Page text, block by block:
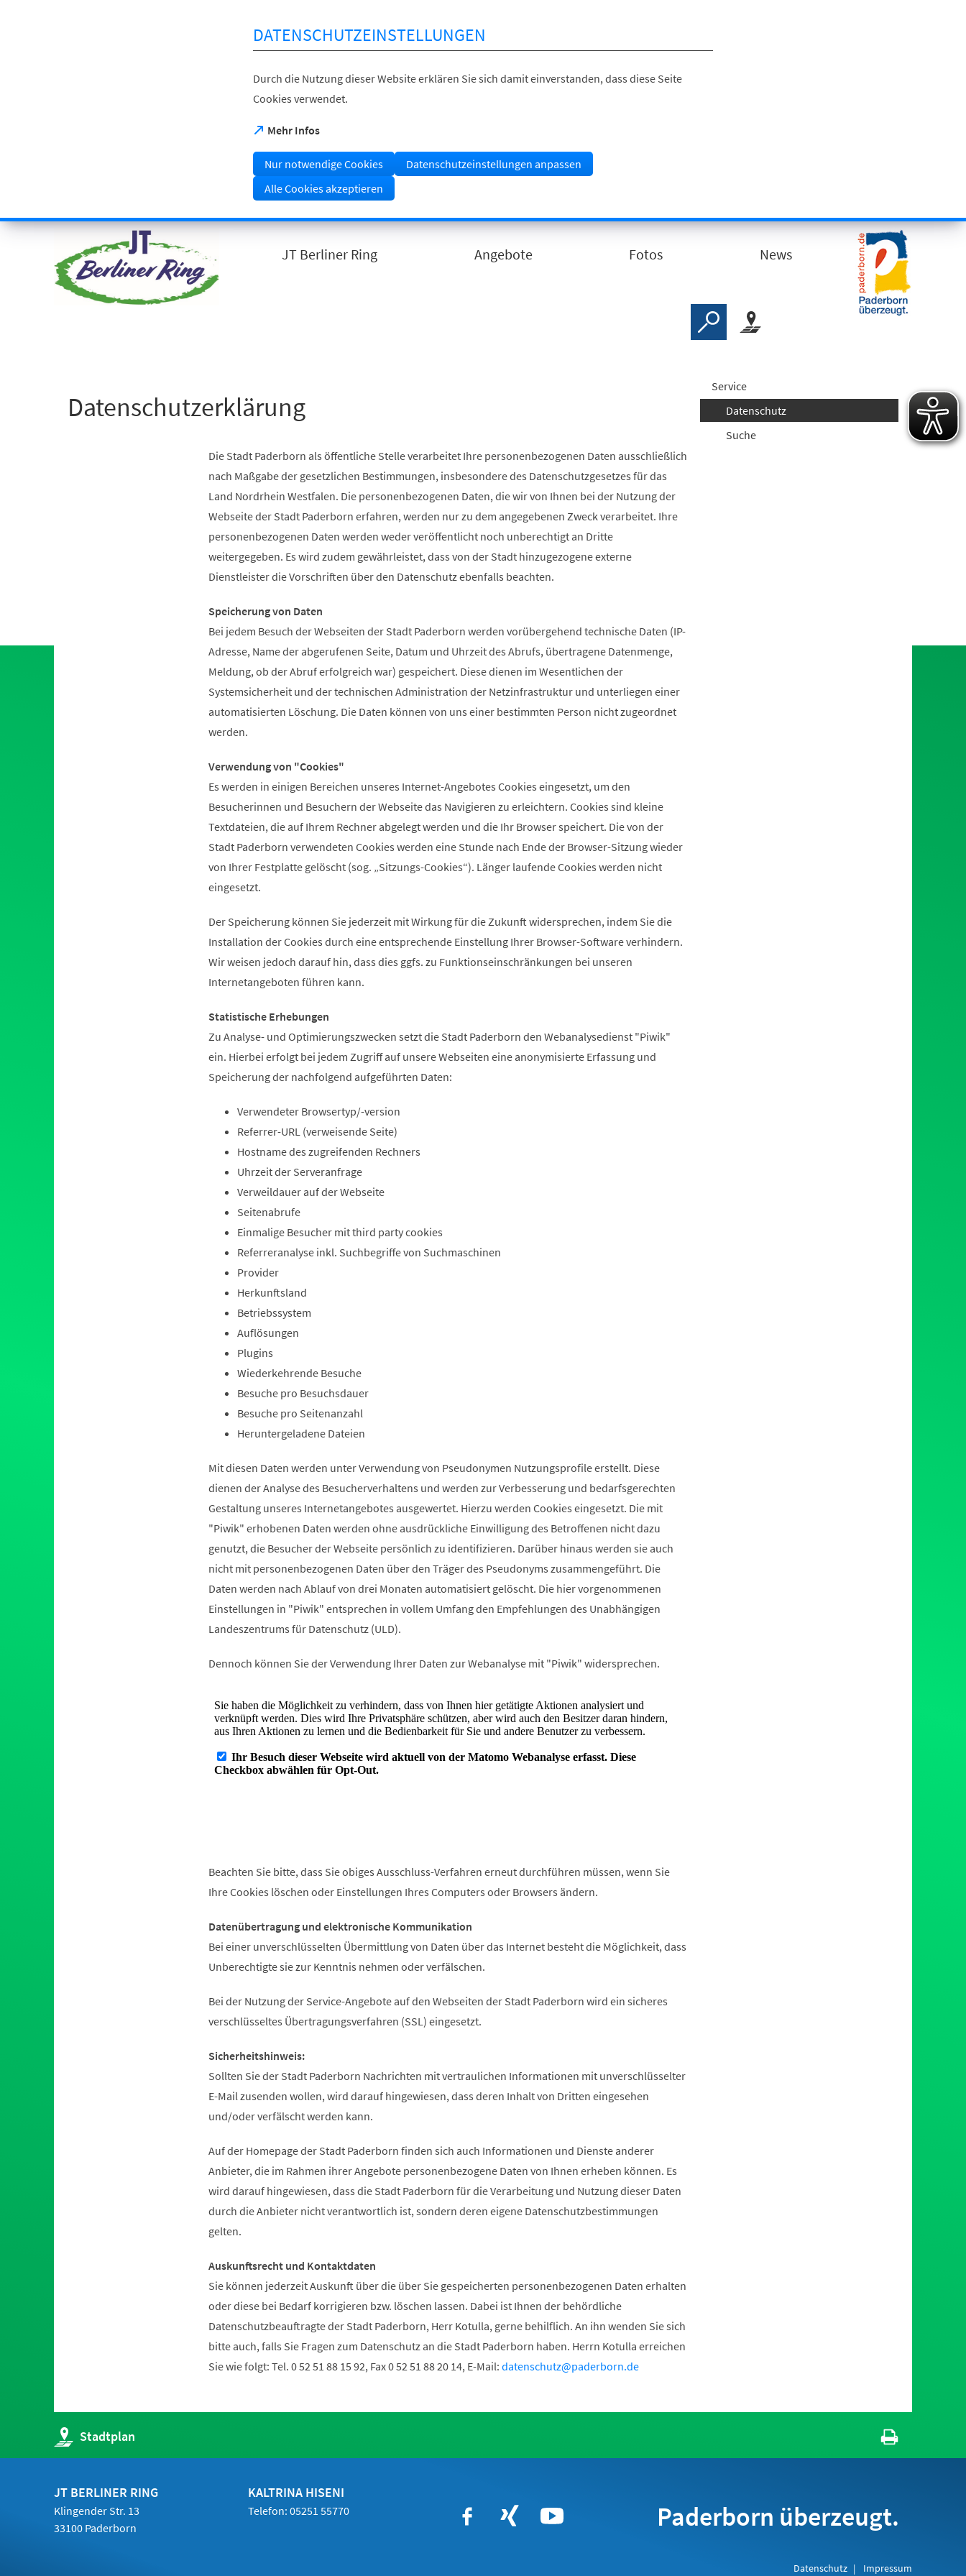
Visuelle
DATENSCHUTZEINSTELLUNGEN
Durch die Nutzung dieser Website erklären Sie sich damit einverstanden, dass diese Seite
Cookies verwendet.
Mehr Infos
(Öffnet
einem
neuen
Tab)
Nur notwendige Cookies
Datenschutzeinstellungen anpassen
Alle Cookies akzeptieren
JT Berliner Ring Angebote Fotos News
Datenschutzerklärung
Die Stadt Paderborn als öffentliche Stelle verarbeitet Ihre personenbezogenen Daten ausschließlich
nach Maßgabe der gesetzlichen Bestimmungen, insbesondere des Datenschutzgesetzes für das
Land Nordrhein Westfalen. Die personenbezogenen Daten, die wir von Ihnen bei der Nutzung der
Webseite der Stadt Paderborn erfahren, werden nur zu dem angegebenen Zweck verarbeitet. Ihre
personenbezogenen Daten werden weder veröffentlicht noch unberechtigt an Dritte
weitergegeben. Es wird zudem gewährleistet, dass von der Stadt hinzugezogene externe
Dienstleister die Vorschriften über den Datenschutz ebenfalls beachten.
Speicherung von Daten
Bei jedem Besuch der Webseiten der Stadt Paderborn werden vorübergehend technische Daten (IP-
Adresse, Name der abgerufenen Seite, Datum und Uhrzeit des Abrufs, übertragene Datenmenge,
Meldung, ob der Abruf erfolgreich war) gespeichert. Diese dienen im Wesentlichen der
Systemsicherheit und der technischen Administration der Netzinfrastruktur und unterliegen einer
automatisierten Löschung. Die Daten können von uns einer bestimmten Person nicht zugeordnet
werden.
Verwendung von "Cookies"
Es werden in einigen Bereichen unseres Internet-Angebotes Cookies eingesetzt, um den
Besucherinnen und Besuchern der Webseite das Navigieren zu erleichtern. Cookies sind kleine
Textdateien, die auf Ihrem Rechner abgelegt werden und die Ihr Browser speichert. Die von der
Stadt Paderborn verwendeten Cookies werden eine Stunde nach Ende der Browser-Sitzung wieder
von Ihrer Festplatte gelöscht (sog. „Sitzungs-Cookies“). Länger laufende Cookies werden nicht
eingesetzt.
Der Speicherung können Sie jederzeit mit Wirkung für die Zukunft widersprechen, indem Sie die
Installation der Cookies durch eine entsprechende Einstellung Ihrer Browser-Software verhindern.
Wir weisen jedoch darauf hin, dass dies ggfs. zu Funktionseinschränkungen bei unseren
Internetangeboten führen kann.
Statistische Erhebungen
Zu Analyse- und Optimierungszwecken setzt die Stadt Paderborn den Webanalysedienst "Piwik"
ein. Hierbei erfolgt bei jedem Zugriff auf unsere Webseiten eine anonymisierte Erfassung und
Speicherung der nachfolgend aufgeführten Daten:
Verwendeter Browsertyp/-version
Referrer-URL (verweisende Seite)
Hostname des zugreifenden Rechners
Uhrzeit der Serveranfrage
Verweildauer auf der Webseite
Seitenabrufe
Einmalige Besucher mit third party cookies
Referreranalyse inkl. Suchbegriffe von Suchmaschinen
Provider
Herkunftsland
Betriebssystem
Auflösungen
Plugins
Wiederkehrende Besuche
Besuche pro Besuchsdauer
Besuche pro Seitenanzahl
Heruntergeladene Dateien
Mit diesen Daten werden unter Verwendung von Pseudonymen Nutzungsprofile erstellt. Diese
dienen der Analyse des Besucherverhaltens und werden zur Verbesserung und bedarfsgerechten
Gestaltung unseres Internetangebotes ausgewertet. Hierzu werden Cookies eingesetzt. Die mit
"Piwik" erhobenen Daten werden ohne ausdrückliche Einwilligung des Betroffenen nicht dazu
genutzt, die Besucher der Webseite persönlich zu identifizieren. Darüber hinaus werden sie auch
nicht mit personenbezogenen Daten über den Träger des Pseudonyms zusammengeführt. Die
Daten werden nach Ablauf von drei Monaten automatisiert gelöscht. Die hier vorgenommenen
Einstellungen in "Piwik" entsprechen in vollem Umfang den Empfehlungen des Unabhängigen
Landeszentrums für Datenschutz (ULD).
Dennoch können Sie der Verwendung Ihrer Daten zur Webanalyse mit "Piwik" widersprechen.
Beachten Sie bitte, dass Sie obiges Ausschluss-Verfahren erneut durchführen müssen, wenn Sie
Ihre Cookies löschen oder Einstellungen Ihres Computers oder Browsers ändern.
Datenübertragung und elektronische Kommunikation
Bei einer unverschlüsselten Übermittlung von Daten über das Internet besteht die Möglichkeit, dass
Unberechtigte sie zur Kenntnis nehmen oder verfälschen.
Bei der Nutzung der Service-Angebote auf den Webseiten der Stadt Paderborn wird ein sicheres
verschlüsseltes Übertragungsverfahren (SSL) eingesetzt.
Sicherheitshinweis:
Sollten Sie der Stadt Paderborn Nachrichten mit vertraulichen Informationen mit unverschlüsselter
E-Mail zusenden wollen, wird darauf hingewiesen, dass deren Inhalt von Dritten eingesehen
und/oder verfälscht werden kann.
Auf der Homepage der Stadt Paderborn finden sich auch Informationen und Dienste anderer
Anbieter, die im Rahmen ihrer Angebote personenbezogene Daten von Ihnen erheben können. Es
wird darauf hingewiesen, dass die Stadt Paderborn für die Verarbeitung und Nutzung dieser Daten
durch die Anbieter nicht verantwortlich ist, sondern deren eigene Datenschutzbestimmungen
gelten.
Auskunftsrecht und Kontaktdaten
Sie können jederzeit Auskunft über die über Sie gespeicherten personenbezogenen Daten erhalten
oder diese bei Bedarf korrigieren bzw. löschen lassen. Dabei ist Ihnen der behördliche
Datenschutzbeauftragte der Stadt Paderborn, Herr Kotulla, gerne behilflich. An ihn wenden Sie sich
bitte auch, falls Sie Fragen zum Datenschutz an die Stadt Paderborn haben. Herrn Kotulla erreichen
Sie wie folgt: Tel. 0 52 51 88 15 92, Fax 0 52 51 88 20 14, E-Mail: datenschutz paderborn de
Service
Datenschutz
Suche
Stadtplan
(Öffnet
in
einem
Tab)
JT BERLINER RING
Klingender Str. 13
33100 Paderborn
KALTRINA HISENI
Telefon: 05251 55770 Paderborn überzeugt.
Datenschutz Impressum